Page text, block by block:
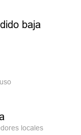
baja
locales